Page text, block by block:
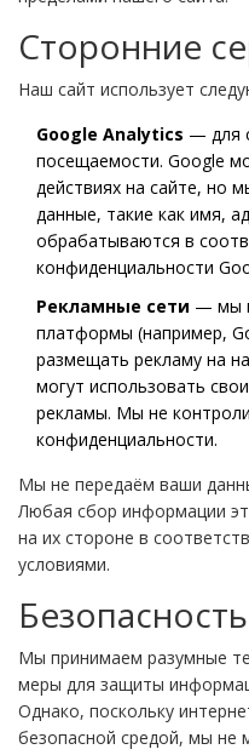
Сторонние
Наш сайт использует
Google Analytics — для
посещаемости. Google
действиях на сайте, но
данные, такие как имя,
обрабатываются в
конфиденциальности
Рекламные сети — мы
платформы (например,
размещать рекламу на
могут использовать
рекламы. Мы не
конфиденциальности.
Мы не передаём ваши
Любая сбор информации
на их стороне в
условиями.
Мы принимаем разумные
меры для защиты
Однако, поскольку
безопасной средой, мы не